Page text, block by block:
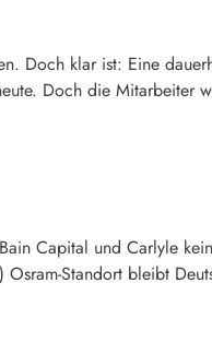
Doch klar ist: Eine
Doch die Mitarbeiter
Capital und Carlyle
Osram-Standort bleibt